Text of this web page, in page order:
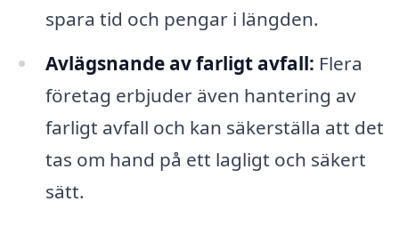
spara tid och pengar i längden.
Avlägsnande av farligt avfall: Flera
företag erbjuder även hantering av
farligt avfall och kan säkerställa att det
tas om hand på ett lagligt och säkert
sätt.